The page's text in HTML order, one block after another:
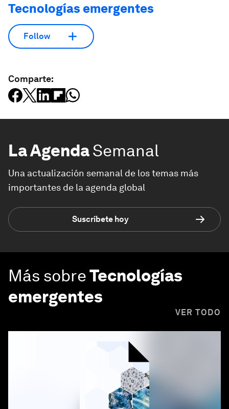
Tecnologías emergentes
Follow
Comparte:
La AgendaSemanal
Una actualización semanal de los temas más
importantes de la agenda global
Suscríbete hoy
Más sobreTecnologías
emergentes
VER TODO